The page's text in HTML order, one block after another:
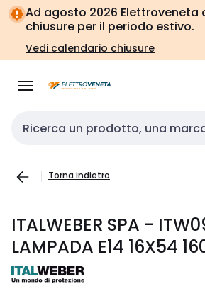
Vai alla
navigazione
Vai
alla
pagina
Ad agosto 2026 Elettroveneta
chiusure per il periodo estivo.
Vedi calendario chiusure
Cerca input
Torna indietro
ITALWEBER SPA -
LAMPADA E14 16X54